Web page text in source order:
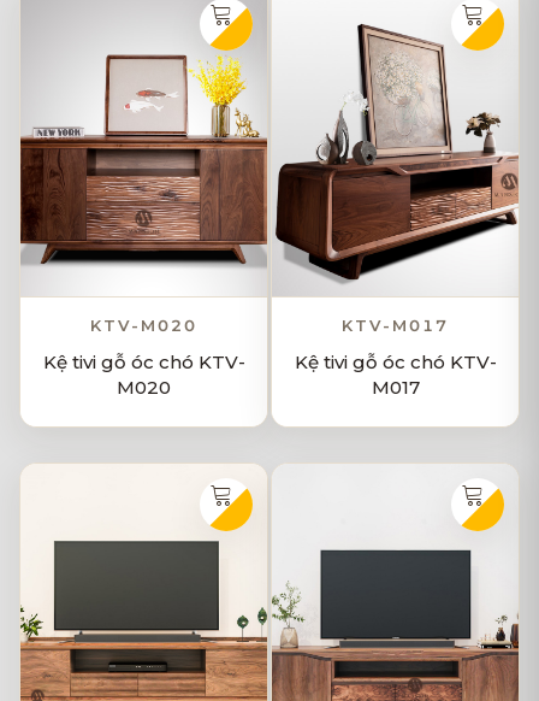
KTV-M020
Kệ tivi gỗ óc chó KTV-
M020
KTV-M017
Kệ tivi gỗ óc chó KTV-
M017